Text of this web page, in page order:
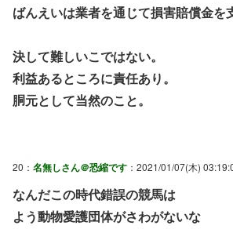
ばんえいは業者を通じて損害賠償金を
決して難しいこではない。
利益あるところに責任あり。
胴元として当然のこと。
20： 名無しさん＠恐縮です ：2021/01/07(木)
なんだこの時代錯誤の競馬は
よう動物愛護団体がさわがないな